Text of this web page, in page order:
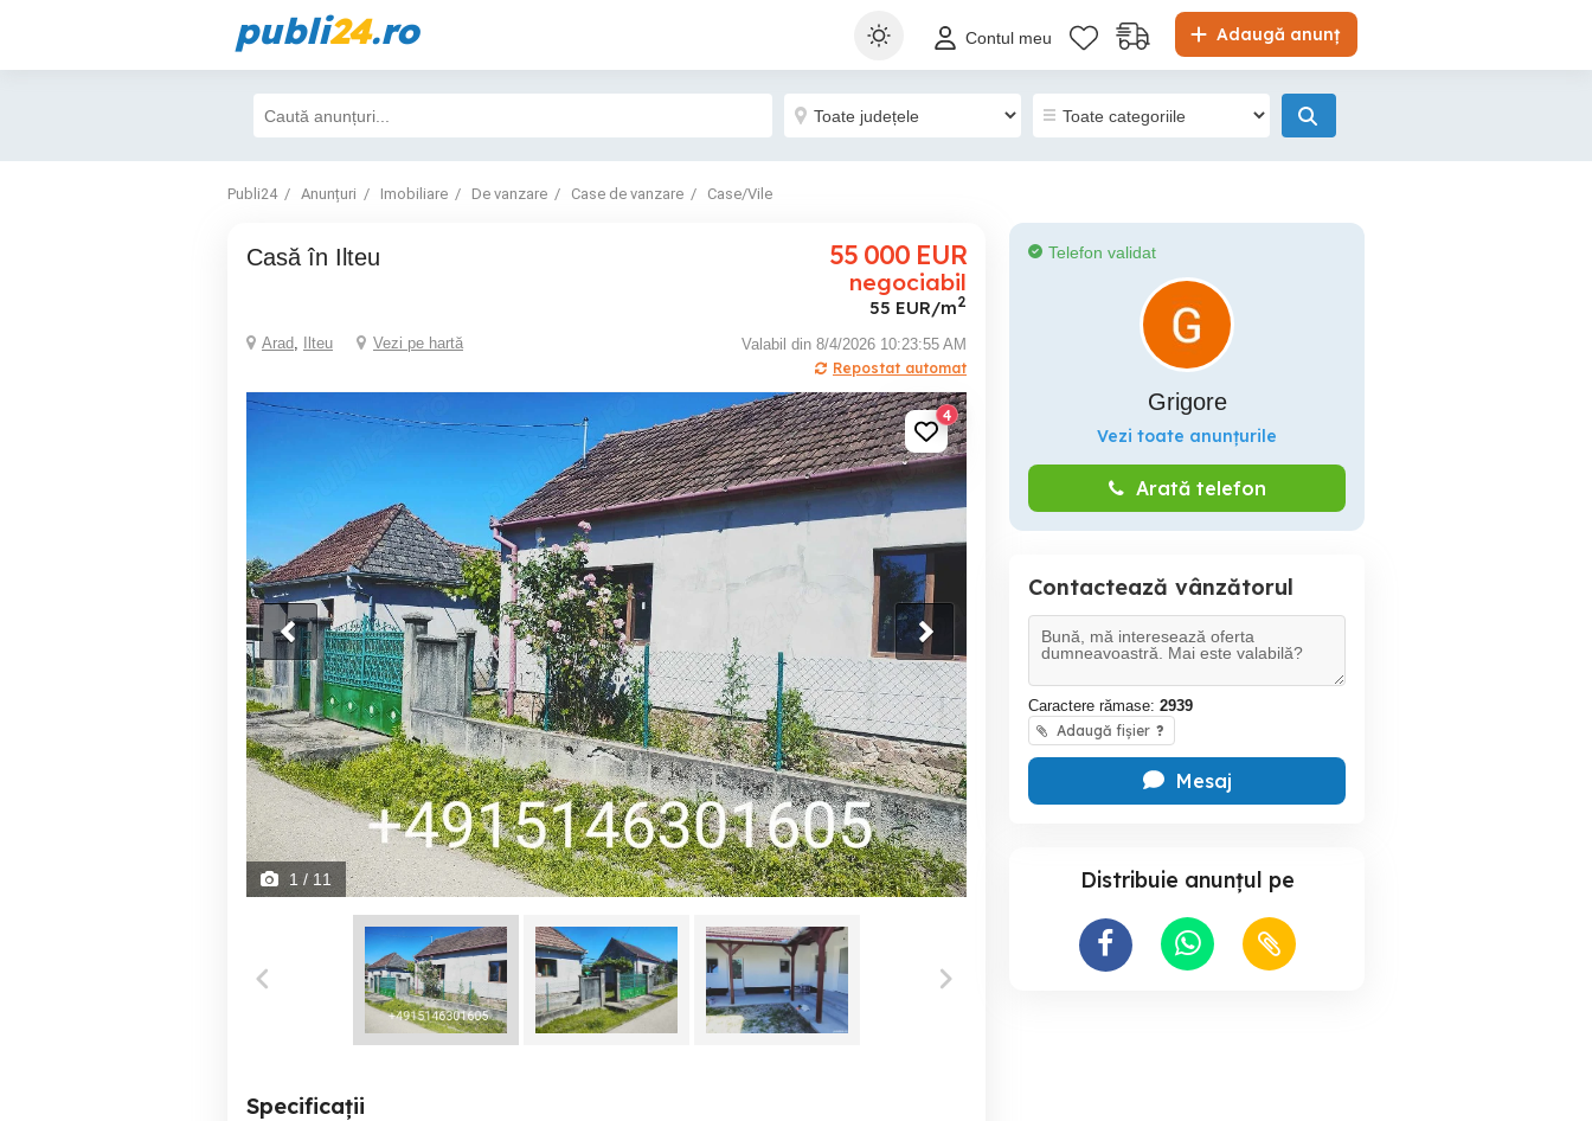
publi24.ro Adaugă anunț
Contul meu
Publi24 Anunțuri Imobiliare De vanzare Case de vanzare Case/Vile
Casă în Ilteu 55 000 EUR
negociabil
55 EUR/m2
Arad Ilteu Vezi pe hartă
Valabil din 8/4/2026 10:23:55 AM
Repostat automat
4
1 / 11
Specificații
Telefon validat
Grigore
Vezi toate anunțurile
Arată telefon
Contactează vânzătorul
Caractere rămase: 2939
Adaugă fișier ?
Mesaj
Distribuie anunțul pe